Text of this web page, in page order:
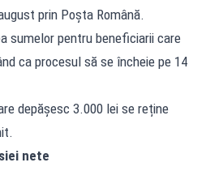
prin Poșta Română.
sumelor pentru beneficiarii care
ca procesul să se încheie pe 14
depășesc 3.000 lei se reține
nete